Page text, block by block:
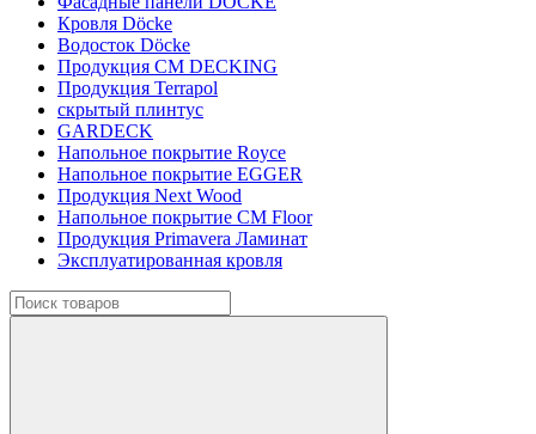
Кровля Döcke
Водосток Döcke
Продукция CM DECKING
Продукция Terrapol
скрытый плинтус
GARDECK
Напольное покрытие Royce
Напольное покрытие EGGER
Продукция Next Wood
Напольное покрытие CM Floor
Продукция Primavera Ламинат
Эксплуатированная кровля